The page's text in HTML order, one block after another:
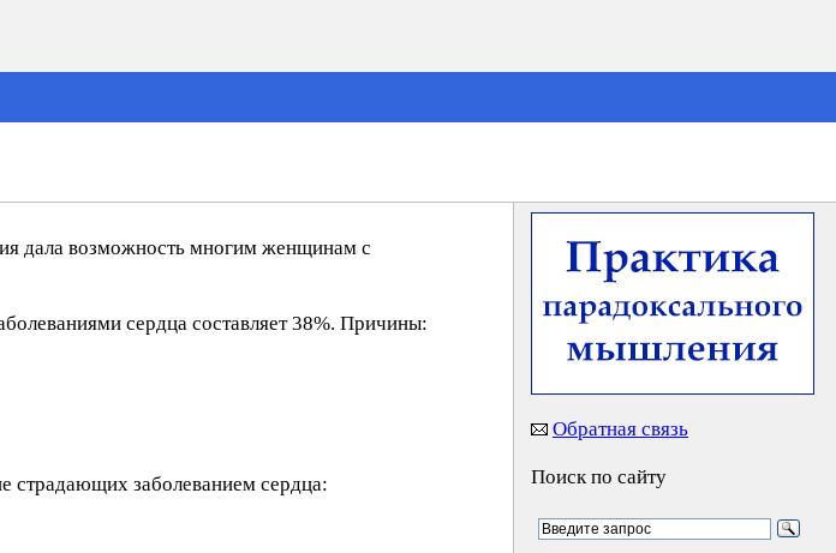
дала возможность многим женщинам с
сердца составляет 38%. Причины:
страдающих заболеванием сердца:
Обратная связь
Поиск по сайту